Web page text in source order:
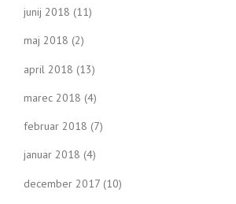
junij 2018 (11)
maj 2018 (2)
april 2018 (13)
marec 2018 (4)
februar 2018 (7)
januar 2018 (4)
december 2017 (10)